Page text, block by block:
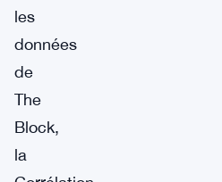
les
données
de
The
Block,
la